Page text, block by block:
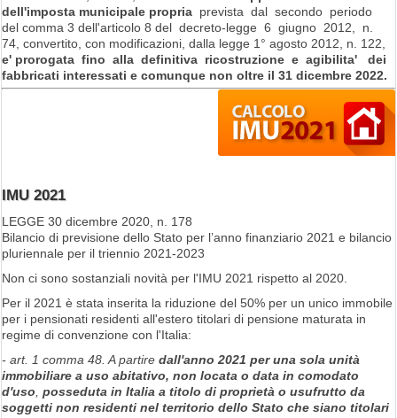
dell'imposta municipale propria prevista dal secondo periodo
del comma 3 dell'articolo 8 del decreto-legge 6 giugno 2012, n.
74, convertito, con modificazioni, dalla legge 1° agosto 2012, n. 122,
e' prorogata fino alla definitiva ricostruzione e agibilita' dei
fabbricati interessati e comunque non oltre il 31 dicembre 2022.
IMU 2021
LEGGE 30 dicembre 2020, n. 178
Bilancio di previsione dello Stato per l’anno finanziario 2021 e bilancio
pluriennale per il triennio 2021-2023
Non ci sono sostanziali novità per l'IMU 2021 rispetto al 2020.
Per il 2021 è stata inserita la riduzione del 50% per un unico immobile
per i pensionati residenti all'estero titolari di pensione maturata in
regime di convenzione con l'Italia:
- art. 1 comma 48. A partiredall'anno 2021 per una sola unità
immobiliare a uso abitativo, non locata o data in comodato
d'uso posseduta in Italia a titolo di proprietà o usufrutto da
soggetti non residenti nel territorio dello Stato che siano titolari